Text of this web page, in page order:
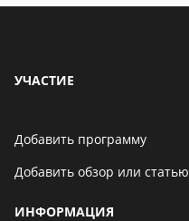
УЧАСТИЕ
Добавить программу
Добавить обзор или статью
ИНФОРМАЦИЯ